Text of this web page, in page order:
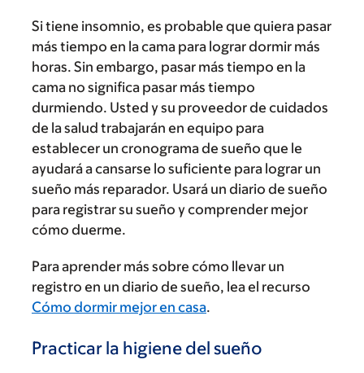
Si tiene insomnio, es probable que quiera pasar
más tiempo en la cama para lograr dormir más
horas. Sin embargo, pasar más tiempo en la
cama no significa pasar más tiempo
durmiendo. Usted y su proveedor de cuidados
de la salud trabajarán en equipo para
establecer un cronograma de sueño que le
ayudará a cansarse lo suficiente para lograr un
sueño más reparador. Usará un diario de sueño
para registrar su sueño y comprender mejor
cómo duerme.
Para aprender más sobre cómo llevar un
registro en un diario de sueño, lea el recurso
Cómo dormir mejor en casa.
Practicar la higiene del sueño